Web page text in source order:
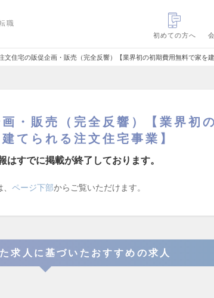
職
初めての方へ
文住宅の販促企画・販売（完全反響）【業界初の初期費用無料で家を
・販売（完全反響）【業界初
てられる注文住宅事業】
はすでに掲載が終了しております。
ページ下部からご覧いただけます。
求人に基づいたおすすめの求人